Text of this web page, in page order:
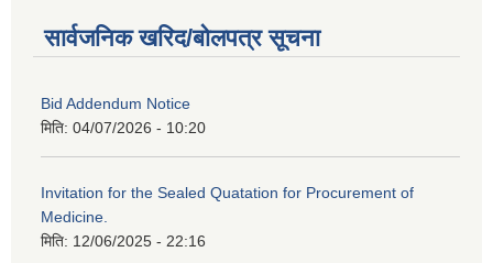
सार्वजनिक खरिद/बोलपत्र सूचना
Bid Addendum Notice
मिति: 04/07/2026 - 10:20
Invitation for the Sealed Quatation for Procurement of
Medicine.
मिति: 12/06/2025 - 22:16